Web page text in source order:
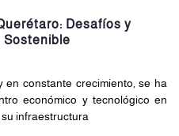
Desafíos y
Sostenible
constante crecimiento, se ha
económico y tecnológico en
infraestructura